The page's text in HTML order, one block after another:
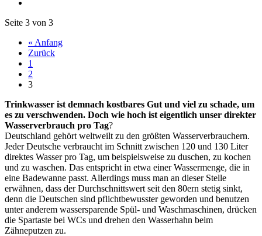
Seite 3 von 3
« Anfang
Zurück
1
2
3
Trinkwasser ist demnach kostbares Gut und viel zu schade, um
es zu verschwenden. Doch wie hoch ist eigentlich unser direkter
Wasserverbrauch pro Tag?
Deutschland gehört weltweilt zu den größten Wasserverbrauchern.
Jeder Deutsche verbraucht im Schnitt zwischen 120 und 130 Liter
direktes Wasser pro Tag, um beispielsweise zu duschen, zu kochen
und zu waschen. Das entspricht in etwa einer Wassermenge, die in
eine Badewanne passt. Allerdings muss man an dieser Stelle
erwähnen, dass der Durchschnittswert seit den 80ern stetig sinkt,
denn die Deutschen sind pflichtbewusster geworden und benutzen
unter anderem wassersparende Spül- und Waschmaschinen, drücken
die Spartaste bei WCs und drehen den Wasserhahn beim
Zähneputzen zu.